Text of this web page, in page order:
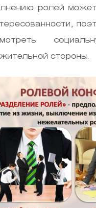
ролей может
стороны.